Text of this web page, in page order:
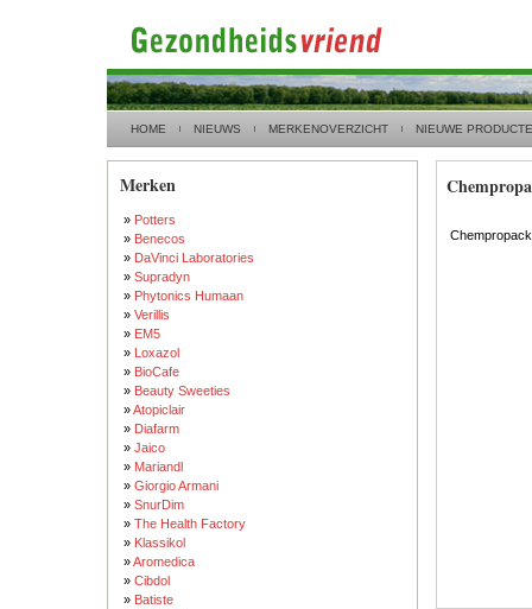
HOME NIEUWS MERKENOVERZICHT NIEUWE
Merken
» Potters
» Benecos
» DaVinci Laboratories
» Supradyn
» Phytonics Humaan
» Verillis
» EM5
» Loxazol
» BioCafe
» Beauty Sweeties
»Atopiclair
» Diafarm
» Jaico
» Mariandl
» Giorgio Armani
» SnurDim
» The Health Factory
» Klassikol
»Aromedica
» Cibdol
» Batiste
Chempropack